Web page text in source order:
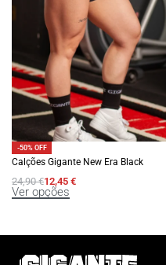
-50% OFF
Calções Gigante New Era Black
24,90€12,45 €
Ver opções